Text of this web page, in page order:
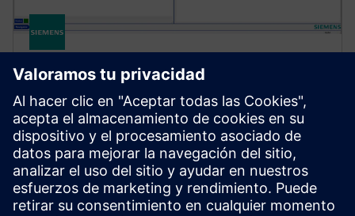
MECHANISM SIMULATION
Simcenter Tire software
Apply accurate tire modeling for vehicle performance
simulation. Simcenter Tire helps you apply tire
models to applications like vehicle handling and
durability.